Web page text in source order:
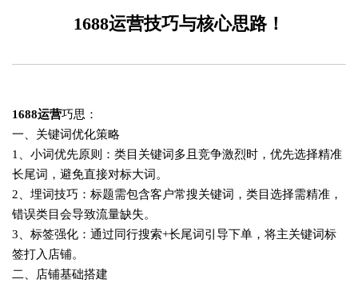
1688运营技巧与核心思路！
1688运营巧思：
一、关键词优化策略
1、小词优先原则‌：类目关键词多且竞争激烈时，优先选择精准
长尾词，避免直接对标大词‌。
2、埋词技巧‌：标题需包含客户常搜关键词，类目选择需精准，
错误类目会导致流量缺失‌。
3、标签强化‌：通过同行搜索+长尾词引导下单，将主关键词标
签打入店铺‌。
二、店铺基础搭建